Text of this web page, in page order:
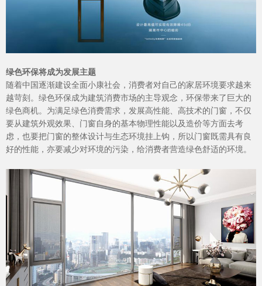
绿色环保将成为发展主题
随着中国逐渐建设全面小康社会，消费者对自己的家居环境要求越来
越苛刻。绿色环保成为建筑消费市场的主导观念，环保带来了巨大的
绿色商机。为满足绿色消费需求，发展高性能、高技术的门窗，不仅
要从建筑外观效果、门窗自身的基本物理性能以及造价等方面去考
虑，也要把门窗的整体设计与生态环境挂上钩，所以门窗既需具有良
好的性能，亦要减少对环境的污染，给消费者营造绿色舒适的环境。